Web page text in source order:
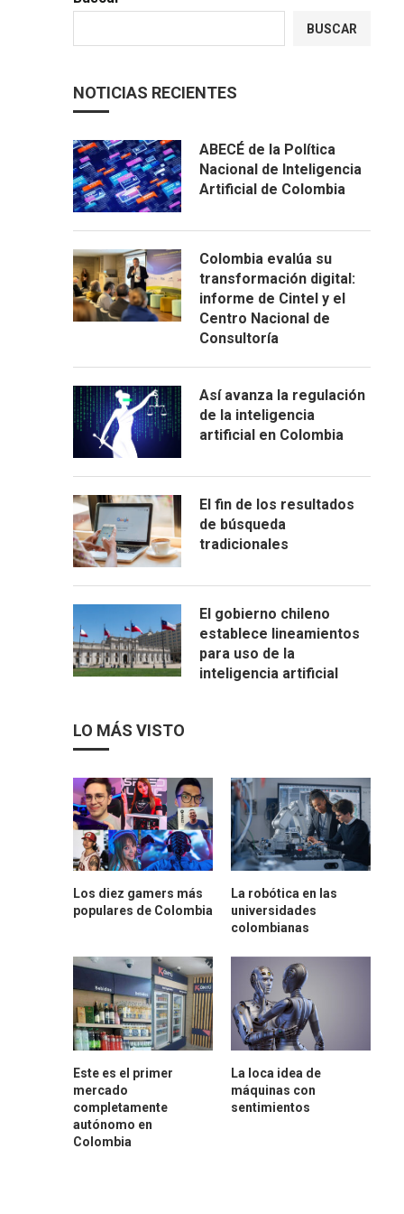
BUSCAR
NOTICIAS RECIENTES
ABECÉ de la Política
Nacional de Inteligencia
Artificial de Colombia
Colombia evalúa su
transformación digital:
informe de Cintel y el
Centro Nacional de
Consultoría
Así avanza la regulación
de la inteligencia
artificial en Colombia
El fin de los resultados
de búsqueda
tradicionales
El gobierno chileno
establece lineamientos
para uso de la
inteligencia artificial
LO MÁS VISTO
Los diez gamers más
populares de Colombia
La robótica en las
universidades
colombianas
Este es el primer
mercado
completamente
autónomo en
Colombia
La loca idea de
máquinas con
sentimientos